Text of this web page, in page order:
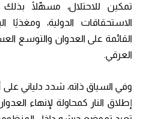
تمكين للاحتلال، مسهّلًا
الاستحقاقات الدولية، ومغذيًا
القائمة على العدوان والتوسع
العرقي.
وفي السياق ذاته، شدد دلياني
إطلاق النار كمحاولة لإنهاء